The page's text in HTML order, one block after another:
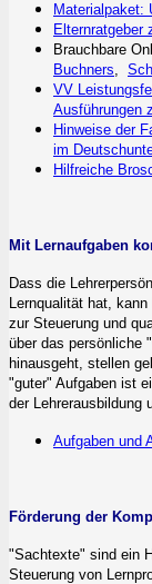
Materialpaket:
Elternratgeber
Brauchbare
Buchners,
VV
Ausführungen
Hinweise der
im
Hilfreiche
Mit Lernaufgaben
Dass die
Lernqualität hat,
zur Steuerung und
über das persönliche
hinausgeht, stellen
"guter" Aufgaben ist
der Lehrerausbildung
Aufgaben und
Förderung der
"Sachtexte" sind ein
Steuerung von